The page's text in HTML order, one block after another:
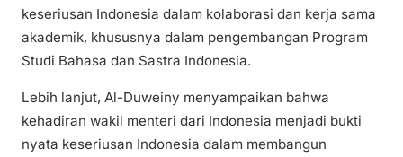
keseriusan Indonesia dalam kolaborasi dan kerja sama
akademik, khususnya dalam pengembangan Program
Studi Bahasa dan Sastra Indonesia.
Lebih lanjut, Al-Duweiny menyampaikan bahwa
kehadiran wakil menteri dari Indonesia menjadi bukti
nyata keseriusan Indonesia dalam membangun